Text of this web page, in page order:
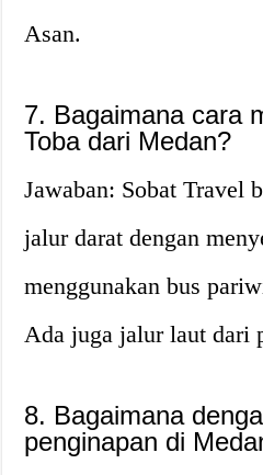
Asan.
7. Bagaimana cara
Toba dari Medan?
Jawaban: Sobat Travel
jalur darat dengan
menggunakan bus
Ada juga jalur laut dari
8. Bagaimana
penginapan di